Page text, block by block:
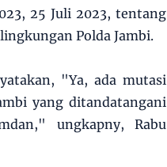
25 Juli 2023, tentang
Polda Jambi.
"Ya, ada mutasi
yang ditandatangani
ungkapny, Rabu